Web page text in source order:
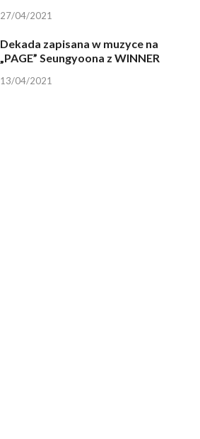
27/04/2021
Dekada zapisana w muzyce na
„PAGE” Seungyoona z WINNER
13/04/2021